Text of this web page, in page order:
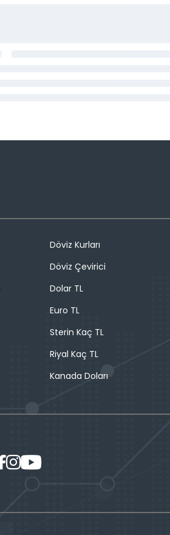
Döviz Kurları
Döviz Çevirici
Dolar TL
Euro TL
Sterin Kaç TL
Riyal Kaç TL
Kanada Doları